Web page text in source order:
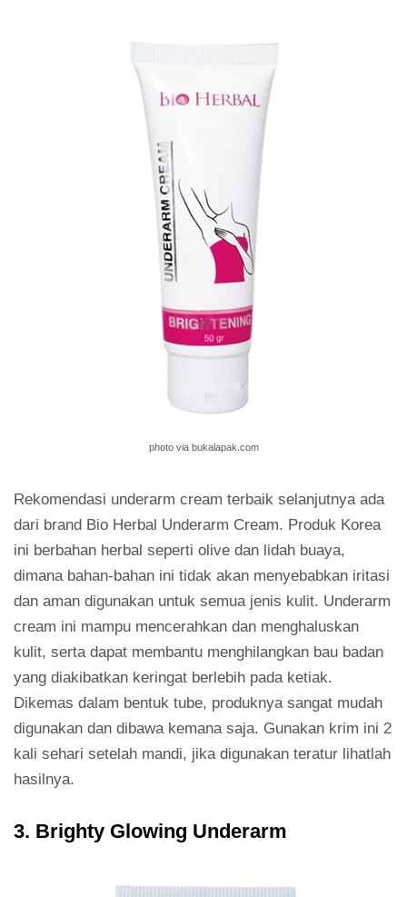
photo via bukalapak.com
Rekomendasi underarm cream terbaik selanjutnya ada
dari brand Bio Herbal Underarm Cream. Produk Korea
ini berbahan herbal seperti olive dan lidah buaya,
dimana bahan-bahan ini tidak akan menyebabkan iritasi
dan aman digunakan untuk semua jenis kulit. Underarm
cream ini mampu mencerahkan dan menghaluskan
kulit, serta dapat membantu menghilangkan bau badan
yang diakibatkan keringat berlebih pada ketiak.
Dikemas dalam bentuk tube, produknya sangat mudah
digunakan dan dibawa kemana saja. Gunakan krim ini 2
kali sehari setelah mandi, jika digunakan teratur lihatlah
hasilnya.
3. Brighty Glowing Underarm